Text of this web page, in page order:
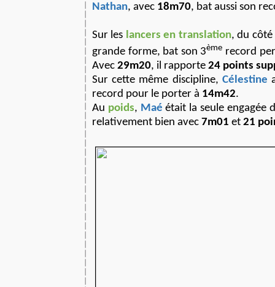
Nathan, avec 18m70, bat aussi son
Sur les lancers en translation, du
grande forme, bat son 3ème record
Avec 29m20, il rapporte 24 points
Sur cette même discipline, Célestine
record pour le porter à 14m42.
Au poids, Maé était la seule engagée
relativement bien avec 7m01 et 21